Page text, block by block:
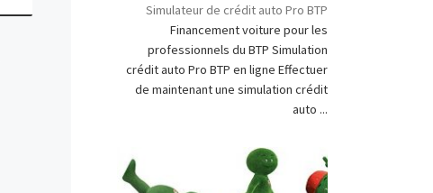
Simulateur de crédit auto Pro BTP
Financement voiture pour les
professionnels du BTP Simulation
crédit auto Pro BTP en ligne Effectuer
de maintenant une simulation crédit
auto ...